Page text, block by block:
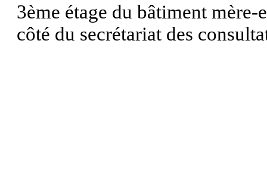
3ème étage du bâtiment
côté du secrétariat des